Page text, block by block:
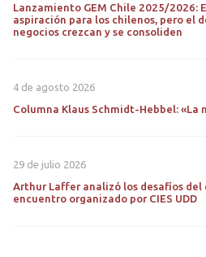
Lanzamiento GEM Chile 2025/2026:
aspiración para los chilenos, pero el
negocios crezcan y se consoliden
4 de agosto 2026
Columna Klaus Schmidt-Hebbel: «La
29 de julio 2026
Arthur Laffer analizó los desafíos
encuentro organizado por CIES UDD